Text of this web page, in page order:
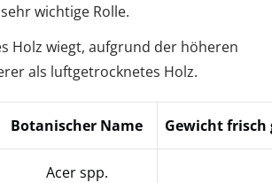
wichtige Rolle.
Holz wiegt, aufgrund der höheren
als luftgetrocknetes Holz.
Botanischer Name Gewicht frisch
Acer spp.